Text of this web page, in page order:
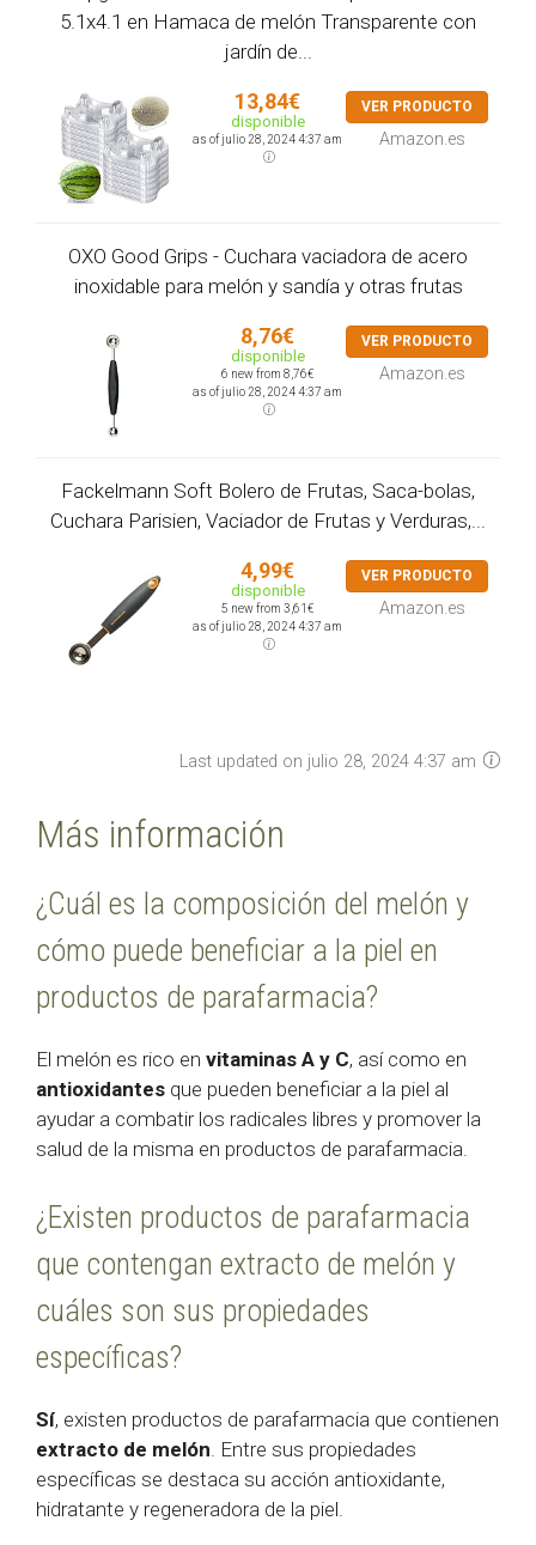
5.1x4.1 en Hamaca de melón Transparente con
jardín de...
13,84€
disponible
as of julio 28, 2024 4:37 am
VER PRODUCTO
Amazon.es
OXO Good Grips - Cuchara vaciadora de acero
inoxidable para melón y sandía y otras frutas
8,76€
disponible
6 new from 8,76€
as of julio 28, 2024 4:37 am
VER PRODUCTO
Amazon.es
Fackelmann Soft Bolero de Frutas, Saca-bolas,
Cuchara Parisien, Vaciador de Frutas y Verduras,...
4,99€
disponible
5 new from 3,61€
as of julio 28, 2024 4:37 am
VER PRODUCTO
Amazon.es
Last updated on julio 28, 2024 4:37 am
Más información
¿Cuál es la composición del melón y
cómo puede beneficiar a la piel en
productos de parafarmacia?
El melón es rico en vitaminas A y C, así como en
antioxidantes que pueden beneficiar a la piel al
ayudar a combatir los radicales libres y promover la
salud de la misma en productos de parafarmacia.
¿Existen productos de parafarmacia
que contengan extracto de melón y
cuáles son sus propiedades
específicas?
Sí, existen productos de parafarmacia que contienen
extracto de melón. Entre sus propiedades
específicas se destaca su acción antioxidante,
hidratante y regeneradora de la piel.